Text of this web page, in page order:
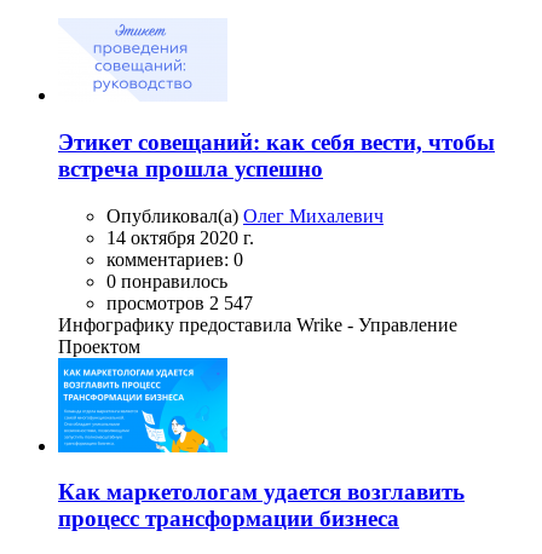
Этикет совещаний: как себя вести, чтобы
встреча прошла успешно
Опубликовал(а) Олег Михалевич
14 октября 2020 г.
комментариев: 0
0 понравилось
просмотров 2 547
Инфографику предоставила Wrike - Управление
Проектом
Как маркетологам удается возглавить
процесс трансформации бизнеса